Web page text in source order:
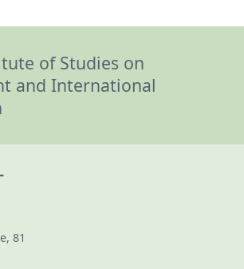
of Studies on
and International
81